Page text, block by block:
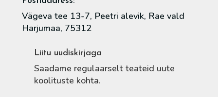
Vägeva tee 13-7, Peetri alevik, Rae vald
Harjumaa, 75312
Liitu uudiskirjaga
Saadame regulaarselt teateid uute
koolituste kohta.